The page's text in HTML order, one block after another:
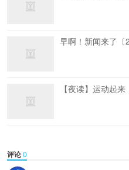
早啊！新闻来了〔
【夜读】运动起
评论0